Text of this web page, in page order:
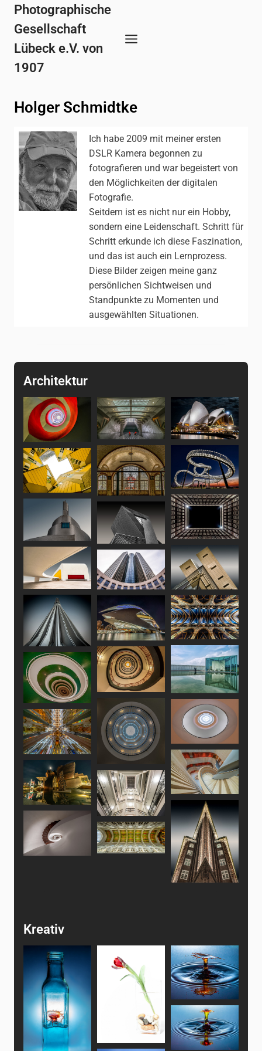
Zum
Inhalt
springen
Photographische
Gesellschaft
Lübeck e.V. von
1907
Holger Schmidtke
Ich habe 2009 mit meiner ersten
DSLR Kamera begonnen zu
fotografieren und war begeistert von
den Möglichkeiten der digitalen
Fotografie.
Seitdem ist es nicht nur ein Hobby,
sondern eine Leidenschaft. Schritt für
Schritt erkunde ich diese Faszination,
und das ist auch ein Lernprozess.
Diese Bilder zeigen meine ganz
persönlichen Sichtweisen und
Standpunkte zu Momenten und
ausgewählten Situationen.
Architektur
Kreativ